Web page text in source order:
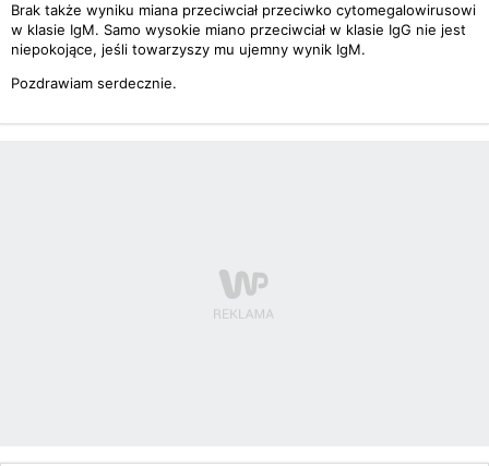
Brak także wyniku miana przeciwciał przeciwko cytomegalowirusowi
w klasie IgM. Samo wysokie miano przeciwciał w klasie IgG nie jest
niepokojące, jeśli towarzyszy mu ujemny wynik IgM.
Pozdrawiam serdecznie.